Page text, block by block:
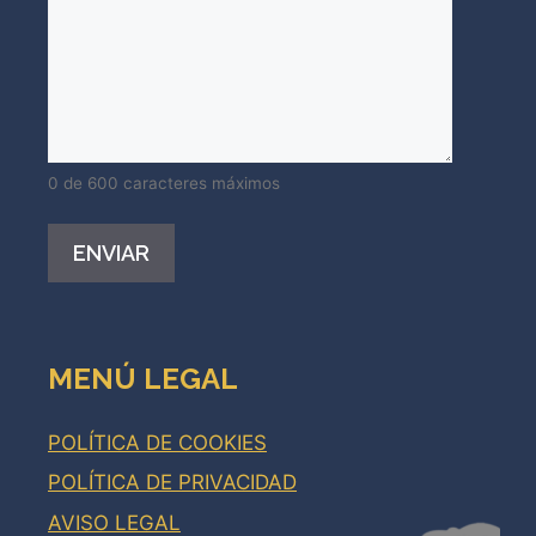
0 de 600 caracteres máximos
MENÚ LEGAL
POLÍTICA DE COOKIES
POLÍTICA DE PRIVACIDAD
AVISO LEGAL